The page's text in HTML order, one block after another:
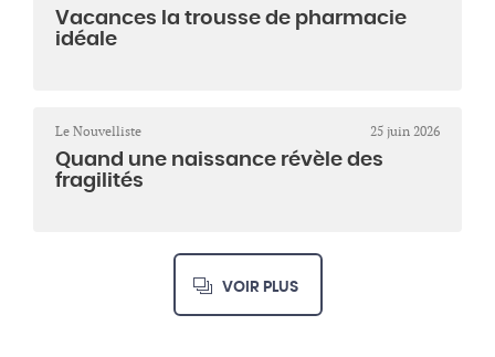
Vacances la trousse de pharmacie
idéale
Le Nouvelliste 25 juin 2026
Quand une naissance révèle des
fragilités
VOIR PLUS